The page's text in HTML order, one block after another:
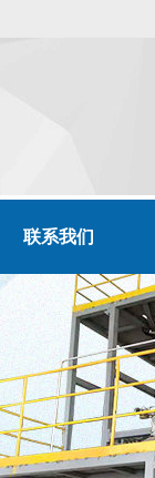
联系我们